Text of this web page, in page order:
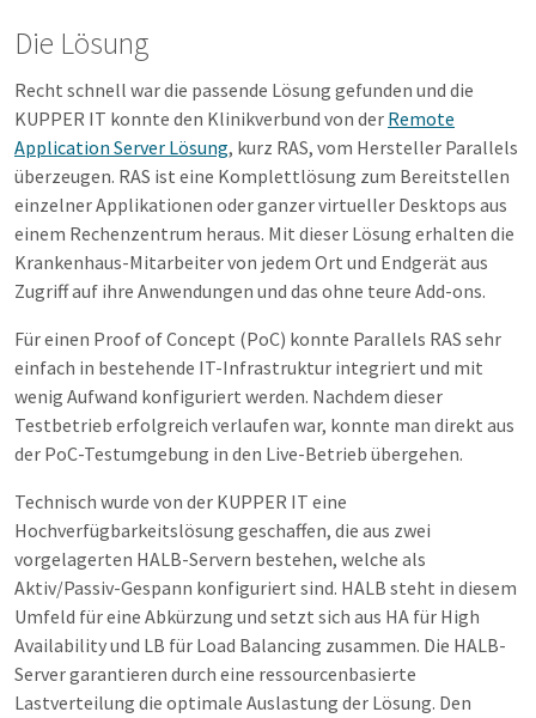
Die Lösung
Recht schnell war die passende Lösung gefunden und die
KUPPER IT konnte den Klinikverbund von der Remote
Application Server Lösung, kurz RAS, vom Hersteller Parallels
überzeugen. RAS ist eine Komplettlösung zum Bereitstellen
einzelner Applikationen oder ganzer virtueller Desktops aus
einem Rechenzentrum heraus. Mit dieser Lösung erhalten die
Krankenhaus-Mitarbeiter von jedem Ort und Endgerät aus
Zugriff auf ihre Anwendungen und das ohne teure Add-ons.
Für einen Proof of Concept (PoC) konnte Parallels RAS sehr
einfach in bestehende IT-Infrastruktur integriert und mit
wenig Aufwand konfiguriert werden. Nachdem dieser
Testbetrieb erfolgreich verlaufen war, konnte man direkt aus
der PoC-Testumgebung in den Live-Betrieb übergehen.
Technisch wurde von der KUPPER IT eine
Hochverfügbarkeitslösung geschaffen, die aus zwei
vorgelagerten HALB-Servern bestehen, welche als
Aktiv/Passiv-Gespann konfiguriert sind. HALB steht in diesem
Umfeld für eine Abkürzung und setzt sich aus HA für High
Availability und LB für Load Balancing zusammen. Die HALB-
Server garantieren durch eine ressourcenbasierte
Lastverteilung die optimale Auslastung der Lösung. Den